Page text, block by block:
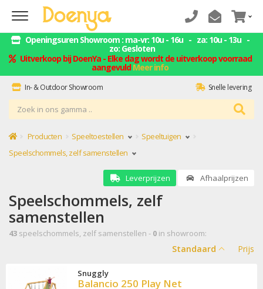
Openingsuren Showroom : ma-vr: 10u - 16u - za: 10u - 13u -
zo: Gesloten
Uitverkoop bij DoenYa - Elke dag wordt de uitverkoop voorraad
aangevuldMeer info
In- & Outdoor Showroom
Snelle levering
Montage service
Producten Speeltoestellen
Speeltuigen
Speelschommels, zelf samenstellen
Leverprijzen Afhaalprijzen
Speelschommels, zelf
samenstellen
43 speelschommels, zelf samenstellen - 0 in showroom:
Standaard Prijs
Snuggly
Balancio 250 Play Net